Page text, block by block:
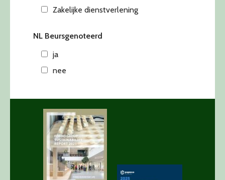
Zakelijke dienstverlening
NL Beursgenoteerd
ja
nee